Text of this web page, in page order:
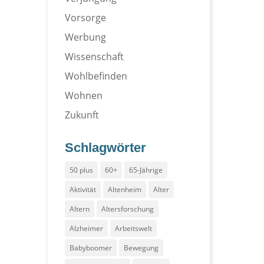
Vorsorge
Werbung
Wissenschaft
Wohlbefinden
Wohnen
Zukunft
Schlagwörter
50 plus 60+
65-Jährige
Aktivität
Altenheim
Alter
Altern
Altersforschung
Alzheimer
Arbeitswelt
Babyboomer
Bewegung